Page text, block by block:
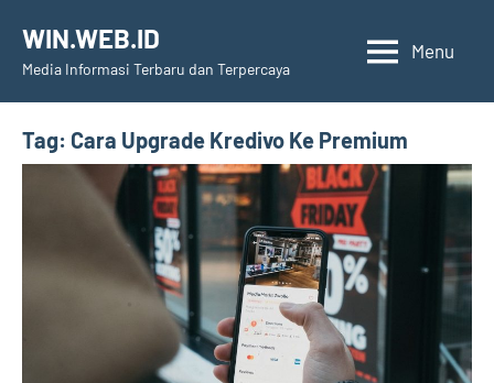
content
WIN.WEB.ID
Media Informasi Terbaru dan Terpercaya
Menu
Tag: Cara Upgrade Kredivo Ke Premium